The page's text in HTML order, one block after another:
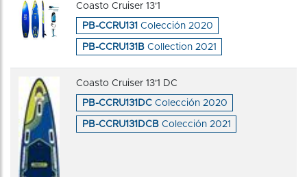
Coasto Cruiser 13'1
PB-CCRU131 Colección 2020
PB-CCRU131B Collection 2021
Coasto Cruiser 13'1 DC
PB-CCRU131DC Colección 2020
PB-CCRU131DCB Colección 2021